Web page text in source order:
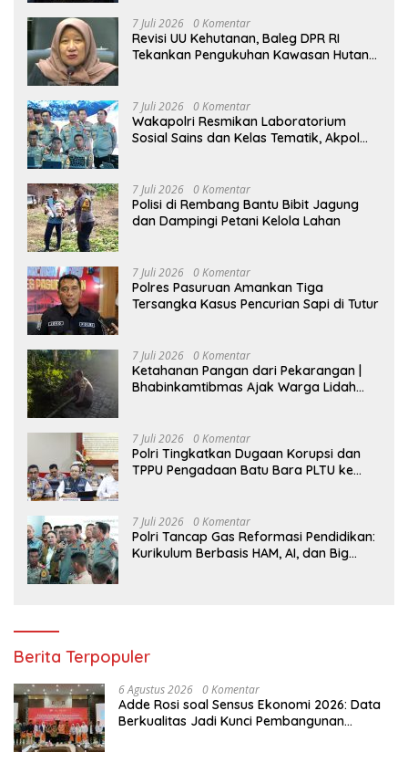
7 Juli 2026 0 Komentar
Revisi UU Kehutanan, Baleg DPR RI
Tekankan Pengukuhan Kawasan Hutan
7 Juli 2026 0 Komentar
Wakapolri Resmikan Laboratorium
Sosial Sains dan Kelas Tematik, Akpol
7 Juli 2026 0 Komentar
Polisi di Rembang Bantu Bibit Jagung
dan Dampingi Petani Kelola Lahan
7 Juli 2026 0 Komentar
Polres Pasuruan Amankan Tiga
Tersangka Kasus Pencurian Sapi di Tutur
7 Juli 2026 0 Komentar
Ketahanan Pangan dari Pekarangan |
Bhabinkamtibmas Ajak Warga Lidah
7 Juli 2026 0 Komentar
Polri Tingkatkan Dugaan Korupsi dan
TPPU Pengadaan Batu Bara PLTU ke
7 Juli 2026 0 Komentar
Polri Tancap Gas Reformasi Pendidikan:
Kurikulum Berbasis HAM, AI, dan Big
Berita Terpopuler
6 Agustus 2026 0 Komentar
Adde Rosi soal Sensus Ekonomi 2026: Data
Berkualitas Jadi Kunci Pembangunan